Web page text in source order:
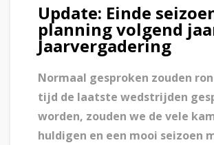
Update: Einde
planning volgend
Jaarvergadering
Normaal gesproken zouden
tijd de laatste wedstrijden
worden, zouden we de vele
huldigen en een mooi seizoen